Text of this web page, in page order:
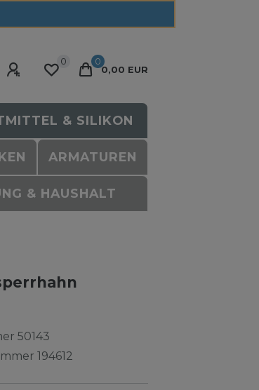
0
0
0,00 EUR
& SILIKON
ARMATUREN
& HAUSHALT
50143
194612